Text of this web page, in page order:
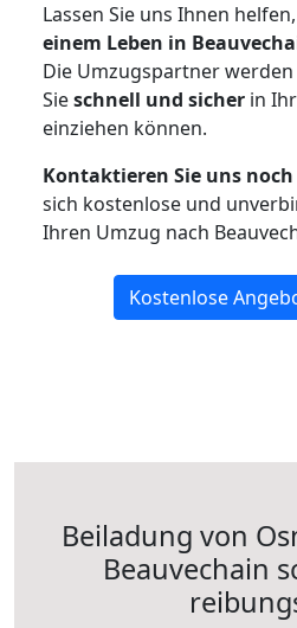
Lassen Sie uns Ihnen helfen,
einem Leben in
Die Umzugspartner
Sieschnell und sicher in
einziehen können.
Kontaktieren Sie uns
sich kostenlose und
Ihren Umzug nach
Kostenlose
Beiladung von
Beauvechain